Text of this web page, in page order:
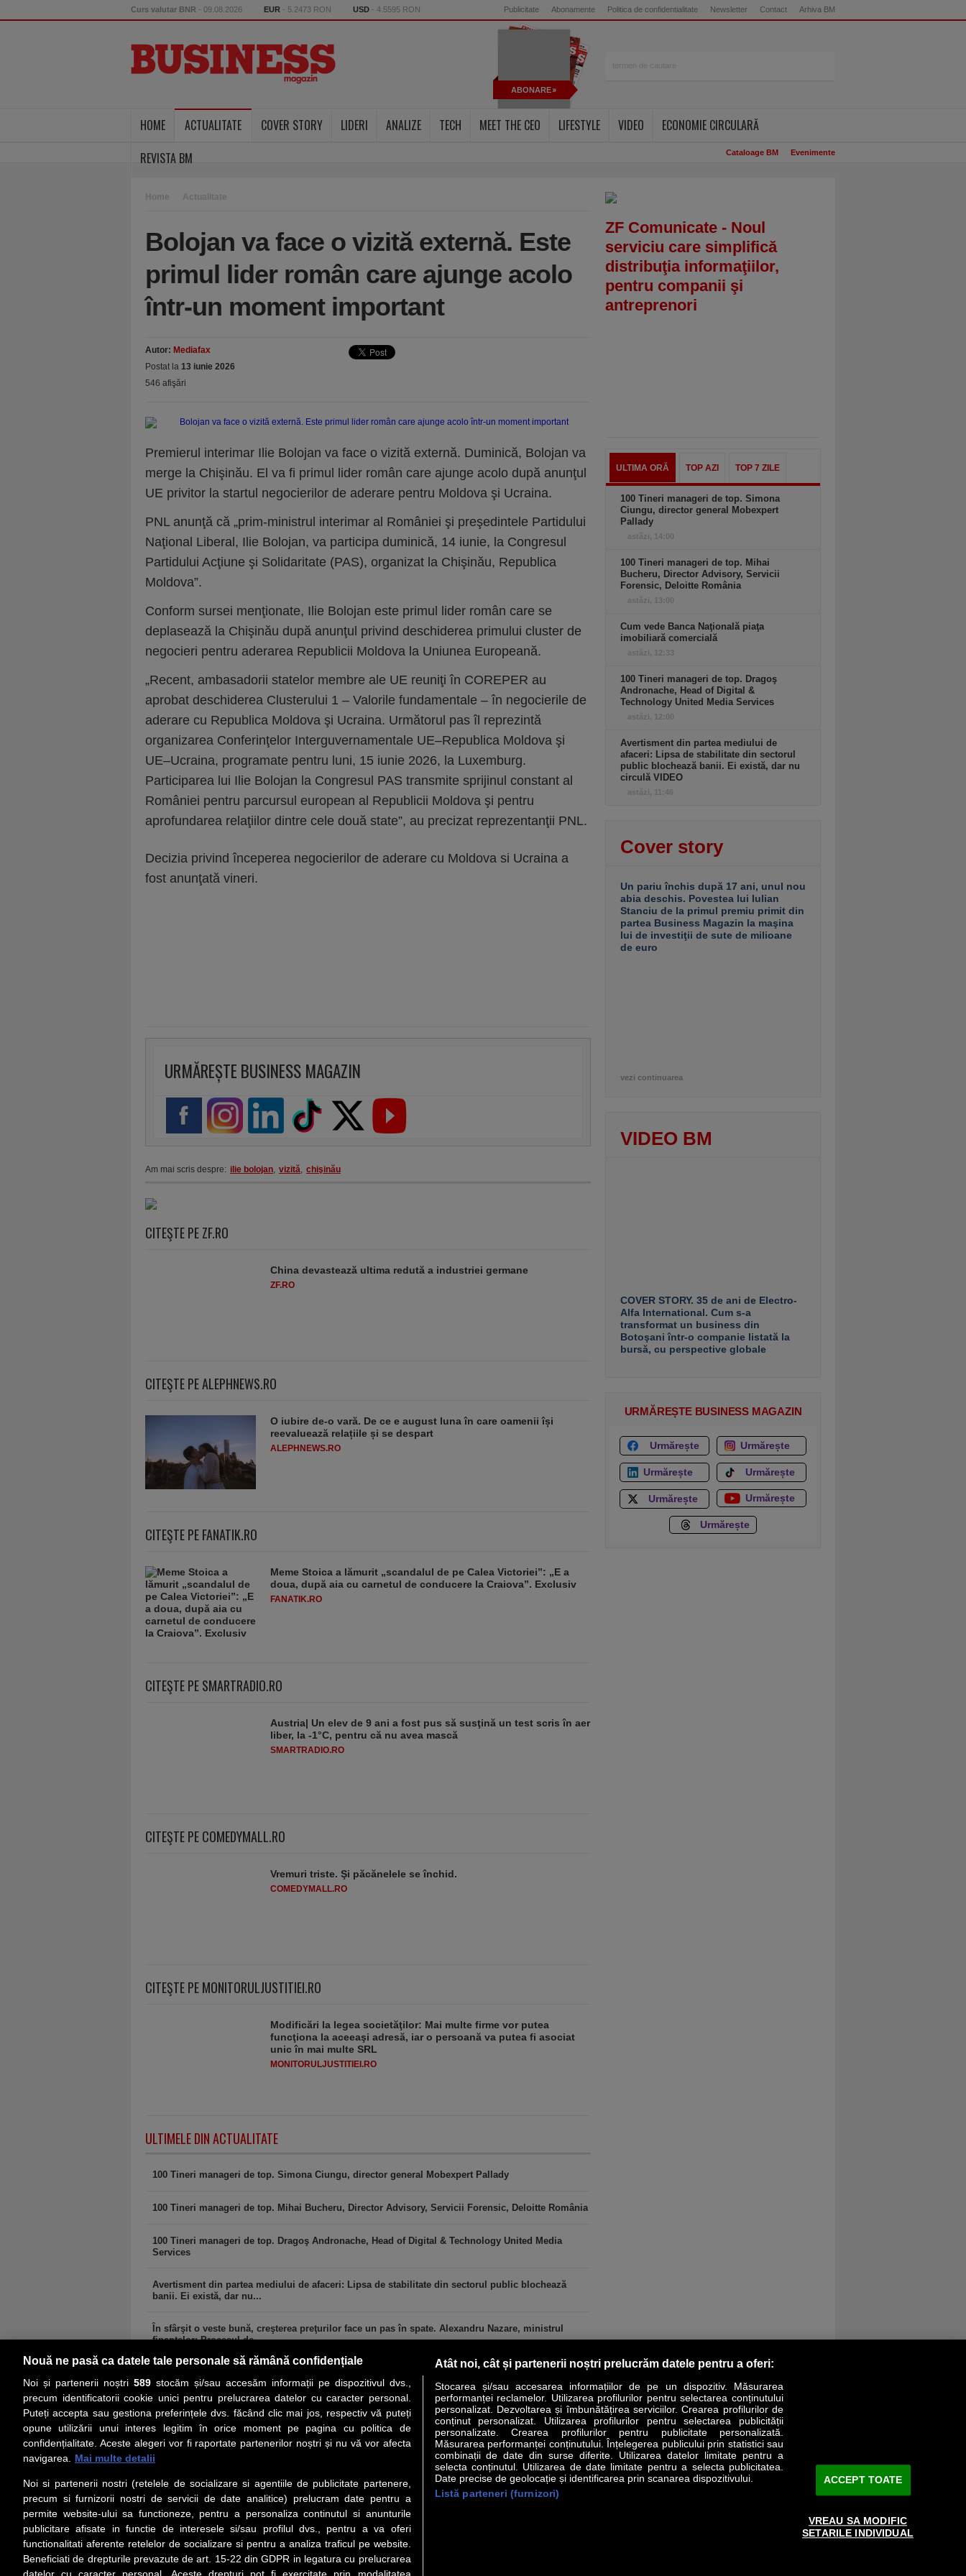
Curs valutar BNR - 09.08.2026 EUR - 5.2473 RON USD - 4.5595 RON Publicitate Abonamente Politica de confidentialitate Newsletter Contact Arhiva BM
ABONARE
HOME ACTUALITATE COVER STORY LIDERI ANALIZE TECH MEET THE CEO LIFESTYLE VIDEO
ECONOMIE CIRCULARĂ
REVISTA BM
Cataloage BM Evenimente
Home Actualitate
Bolojan va face o vizită externă. Este
primul lider român care ajunge acolo
într-un moment important
Autor: Mediafax
Postat la 13 iunie 2026
546 afişări
Premierul interimar Ilie Bolojan va face o vizită externă. Duminică, Bolojan va
merge la Chişinău. El va fi primul lider român care ajunge acolo după anunţul
UE privitor la startul negocierilor de aderare pentru Moldova şi Ucraina.
PNL anunţă că „prim-ministrul interimar al României şi preşedintele Partidului
Naţional Liberal, Ilie Bolojan, va participa duminică, 14 iunie, la Congresul
Partidului Acţiune şi Solidaritate (PAS), organizat la Chişinău, Republica
Moldova”.
Conform sursei menţionate, Ilie Bolojan este primul lider român care se
deplasează la Chişinău după anunţul privind deschiderea primului cluster de
negocieri pentru aderarea Republicii Moldova la Uniunea Europeană.
„Recent, ambasadorii statelor membre ale UE reuniţi în COREPER au
aprobat deschiderea Clusterului 1 – Valorile fundamentale – în negocierile de
aderare cu Republica Moldova şi Ucraina. Următorul pas îl reprezintă
organizarea Conferinţelor Interguvernamentale UE–Republica Moldova şi
UE–Ucraina, programate pentru luni, 15 iunie 2026, la Luxemburg.
Participarea lui Ilie Bolojan la Congresul PAS transmite sprijinul constant al
României pentru parcursul european al Republicii Moldova şi pentru
aprofundarea relaţiilor dintre cele două state”, au precizat reprezentanţii PNL.
Decizia privind începerea negocierilor de aderare cu Moldova si Ucraina a
fost anunţată vineri.
URMĂREȘTE BUSINESS MAGAZIN
Am mai scris despre: ilie bolojan, vizită, chişinău
CITEŞTE PE ZF.RO
China devastează ultima redută a industriei germane
ZF.RO
CITEŞTE PE ALEPHNEWS.RO
O iubire de-o vară. De ce e august luna în care oamenii își
reevaluează relațiile și se despart
ALEPHNEWS.RO
CITEŞTE PE FANATIK.RO
Meme Stoica a lămurit „scandalul de pe Calea Victoriei”: „E a
doua, după aia cu carnetul de conducere la Craiova”. Exclusiv
FANATIK.RO
CITEŞTE PE SMARTRADIO.RO
Austria| Un elev de 9 ani a fost pus să susţină un test scris în aer
liber, la -1°C, pentru că nu avea mască
SMARTRADIO.RO
CITEŞTE PE COMEDYMALL.RO
Vremuri triste. Şi păcănelele se închid.
COMEDYMALL.RO
CITEŞTE PE MONITORULJUSTITIEI.RO
Modificări la legea societăţilor: Mai multe firme vor putea
funcţiona la aceeaşi adresă, iar o persoană va putea fi asociat
unic în mai multe SRL
MONITORULJUSTITIEI.RO
ULTIMELE DIN ACTUALITATE
100 Tineri manageri de top. Simona Ciungu, director general Mobexpert Pallady
100 Tineri manageri de top. Mihai Bucheru, Director Advisory, Servicii Forensic, Deloitte România
100 Tineri manageri de top. Dragoş Andronache, Head of Digital & Technology United Media
Services
Avertisment din partea mediului de afaceri: Lipsa de stabilitate din sectorul public blochează
banii. Ei există, dar nu...
În sfârşit o veste bună, creşterea preţurilor face un pas în spate. Alexandru Nazare, ministrul
finanţelor: Procesul de...
ZF Comunicate - Noul
serviciu care simplifică
distribuţia informaţiilor,
pentru companii şi
antreprenori
ULTIMA ORĂ TOP AZI TOP 7 ZILE
100 Tineri manageri de top. Simona
Ciungu, director general Mobexpert
Pallady
astăzi, 14:00
100 Tineri manageri de top. Mihai
Bucheru, Director Advisory, Servicii
Forensic, Deloitte România
astăzi, 13:00
Cum vede Banca Naţională piaţa
imobiliară comercială
astăzi, 12:33
100 Tineri manageri de top. Dragoş
Andronache, Head of Digital &
Technology United Media Services
astăzi, 12:00
Avertisment din partea mediului de
afaceri: Lipsa de stabilitate din sectorul
public blochează banii. Ei există, dar nu
circulă VIDEO
astăzi, 11:46
Cover story
Un pariu închis după 17 ani, unul nou
abia deschis. Povestea lui Iulian
Stanciu de la primul premiu primit din
partea Business Magazin la maşina
lui de investiţii de sute de milioane
de euro
vezi continuarea
VIDEO BM
COVER STORY. 35 de ani de Electro-
Alfa International. Cum s-a
transformat un business din
Botoşani într-o companie listată la
bursă, cu perspective globale
URMĂREȘTE BUSINESS MAGAZIN
Urmărește Urmărește
Urmărește Urmărește
Urmărește Urmărește
Urmărește
PRIMA PAGINĂ COVER STORY LIDERI ANALIZE HI-TECH MEET THE CEO LIFESTYLE SPECIAL OPINII
Social
Urmareste-ne pe Facebook
iarul Financiar
Despre Noi
Contact Redactie
Contact Marketing
Contact Vanzari
Politica de confidentialitate
Termeni si conditii
About cookies
Servicii Revista Business Magazin
Abonează-te şi primeşte revista acasă
Nouă ne pasă ca datele tale personale să rămână confidențiale
Noi și partenerii noștri 589stocăm și/sau accesăm informații pe dispozitivul dvs.,
precum identificatorii cookie unici pentru prelucrarea datelor cu caracter personal.
Puteți accepta sau gestiona preferințele dvs. făcând clic mai jos, respectiv vă puteți
opune utilizării unui interes legitim în orice moment pe pagina cu politica de
confidențialitate. Aceste alegeri vor fi raportate partenerilor noștri și nu vă vor afecta
navigarea.
Mai multe detalii
Noi si partenerii nostri (retelele de socializare si agentiile de publicitate partenere,
precum si furnizorii nostri de servicii de date analitice) prelucram date pentru a
permite website-ului sa functioneze, pentru a personaliza continutul si anunturile
publicitare afisate in functie de interesele si/sau profilul dvs., pentru a va oferi
functionalitati aferente retelelor de socializare si pentru a analiza traficul pe website.
Beneficiati de drepturile prevazute de art. 15-22 din GDPR in legatura cu prelucrarea
Atât noi, cât și partenerii noștri prelucrăm datele pentru a oferi:
Stocarea și/sau accesarea informațiilor de pe un dispozitiv. Măsurarea
performanței reclamelor. Utilizarea profilurilor pentru selectarea conținutului
personalizat. Dezvoltarea și îmbunătățirea serviciilor. Crearea profilurilor de
conținut personalizat. Utilizarea profilurilor pentru selectarea publicității
personalizate. Crearea profilurilor pentru publicitate personalizată.
Măsurarea performanței conținutului. Înțelegerea publicului prin statistici sau
combinații de date din surse diferite. Utilizarea datelor limitate pentru a
selecta conținutul. Utilizarea de date limitate pentru a selecta publicitatea.
Date precise de geolocație și identificarea prin scanarea dispozitivului.
Listă parteneri (furnizori)
ACCEPT TOATE
VREAU SA MODIFIC
SETARILE INDIVIDUAL